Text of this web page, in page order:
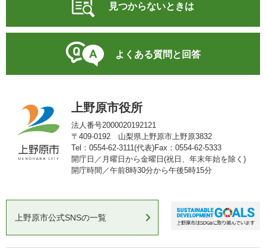
見つからないときは
よくある質問と回答
上野原市役所
法人番号2000020192121
〒409-0192 山梨県上野原市上野原3832
Tel：0554-62-3111(代表)Fax：0554-62-5333
開庁日／月曜日から金曜日(祝日、年末年始を除く)
開庁時間／午前8時30分から午後5時15分
上野原市公式SNSの一覧